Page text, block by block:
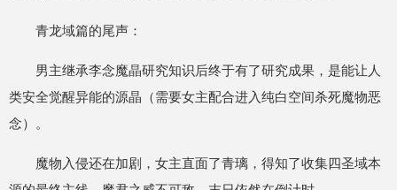
青龙域篇的尾声：
男主继承李念魔晶研究知识后终于有了研究成果，是能让人
类安全觉醒异能的源晶（需要女主配合进入纯白空间杀死魔物恶
念）。
魔物入侵还在加剧，女主直面了青璃，得知了收集四圣域本